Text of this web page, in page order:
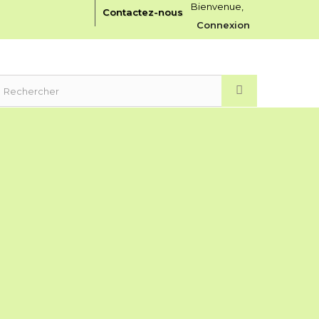
Bienvenue,
Connexion
Contactez-nous